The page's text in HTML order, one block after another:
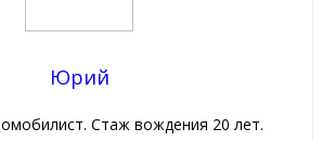
Юрий
Стаж вождения 20 лет.